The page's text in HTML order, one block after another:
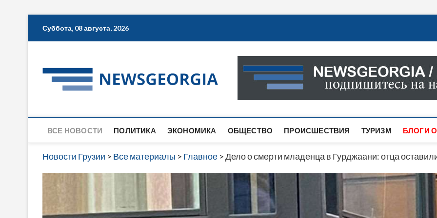
Суббота, 08 августа, 2026
Новости Грузии
САМАЯ АКТУАЛЬНАЯ ИНФОРМАЦИЯ О СОБЫТИЯХ
САЙТЕ ВЫ НАЙДЕТЕ НОВОСТИ ПОЛИТИКИ,
ВСЕ НОВОСТИ ПОЛИТИКА ЭКОНОМИКА ОБЩЕСТВО ПРОИСШЕСТВИЯ ТУРИЗМ БЛОГИ
Новости Грузии > Все материалы > Главное >Дело о смерти младенца в Гурджаани: отца